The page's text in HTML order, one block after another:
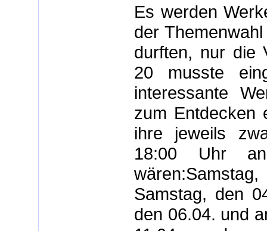
Es werden
der
durften, nur die
20 musste
interessante
zum Entdecken
ihre jeweils
18:00 Uhr
Samstag, den
den 06.04. und